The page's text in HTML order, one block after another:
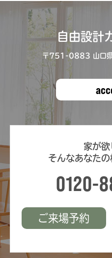
自由設計
〒751-0883 ⼭⼝
家が欲
そんなあなた
0120-
ご来場予約